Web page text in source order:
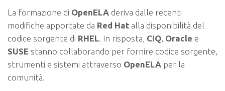
La formazione di OpenELA deriva dalle recenti
modifiche apportate da Red Hat alla disponibilità del
codice sorgente di RHEL. In risposta, CIQ, Oracle e
SUSE stanno collaborando per fornire codice sorgente,
strumenti e sistemi attraverso OpenELA per la
comunità.